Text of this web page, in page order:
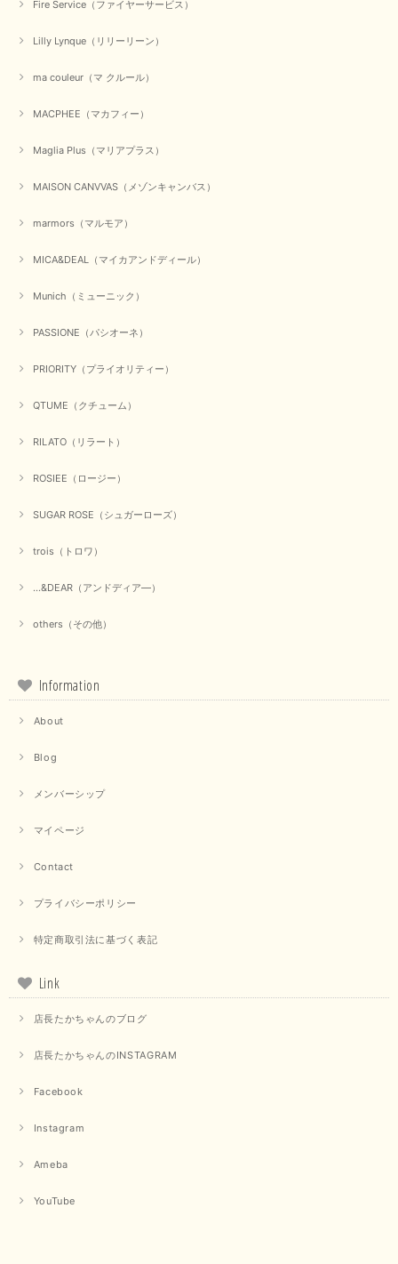
Fire Service（ファイヤーサービス）
Lilly Lynque（リリーリーン）
ma couleur（マ クルール）
MACPHEE（マカフィー）
Maglia Plus（マリアプラス）
MAISON CANVVAS（メゾンキャンバス）
marmors（マルモア）
MICA&DEAL（マイカアンドディール）
Munich（ミューニック）
PASSIONE（パシオーネ）
PRIORITY（プライオリティー）
QTUME（クチューム）
RILATO（リラート）
ROSIEE（ロージー）
SUGAR ROSE（シュガーローズ）
trois（トロワ）
...&DEAR（アンドディア―）
others（その他）
Information
About
Blog
メンバーシップ
マイページ
Contact
プライバシーポリシー
特定商取引法に基づく表記
Link
店長たかちゃんのブログ
店長たかちゃんのINSTAGRAM
Facebook
Instagram
Ameba
YouTube